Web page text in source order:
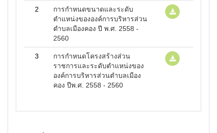
2
การกำหนดขนาดและระดับ
ตำแหน่งขององค์การบริหารส่วน
ตำบลเมืองคอง ปี พ.ศ. 2558 -
2560
3
การกำหนดโครงสร้างส่วน
ราชการและระดับตำแหน่งของ
องค์การบริหารส่วนตำบลเมือง
คอง ปีพ.ศ. 2558 - 2560